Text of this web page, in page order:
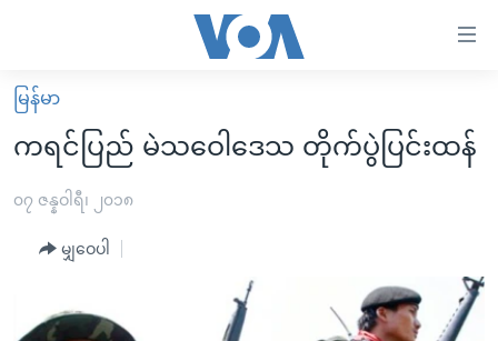
လွယ်ကူ
စေ
Link
များ
အကြောင်းအရာ
မူလစာမျက်နှာ
မြန်မာ
ကမ္ဘာ့သတင်းများ
နိုင်ငံတကာ
တရုတ်
ရပ်ဝန်းတခု လမ်းတခု အလွန်
မြန်မာ
ကရင်ပြည် မဲသဝေါဒေသ တိုက်ပွဲပြင်းထန်
၀၇ ဇန္နဝါရီ၊ ၂၀၁၈
မျှဝေပါ